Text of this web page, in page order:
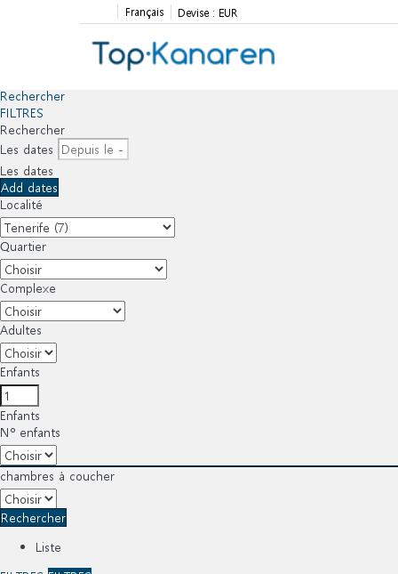
Français Devise : EUR
Rechercher
FILTRES
Rechercher
Les dates
Les dates
Add dates
Localité
Quartier
Complexe
Adultes
Enfants
Enfants
Nº enfants
chambres à coucher
Rechercher
Liste